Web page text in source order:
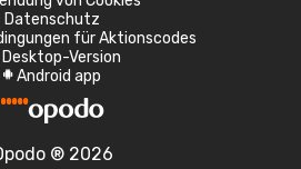
Datenschutz
für Aktionscodes
Desktop-Version
A Android app
® 2026